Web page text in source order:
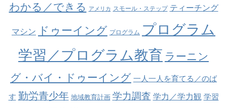
わかる／できる アメリカ スモール・ステップ ティーチング
マシン ドゥーイング プログラム プログラム
学習／プログラム教育 ラーニン
グ・バイ・ドゥーイング 一人一人を育てる／のば
す 勤労青少年 地域教育計画 学力調査 学力／学力観 学習